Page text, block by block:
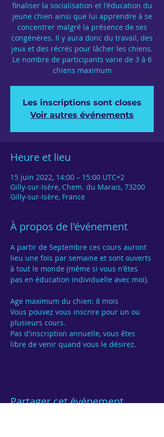
finaliser la socialisation et l'éducation du
jeune chien ainsi que lui apprendre à se
concentrer malgré la présence de ses
congénères. Il y aura donc du travail, des
jeux et des récrés pour lâcher les chiens.
Le nombre de participants varie de 3 à 6
chiens maximum
Les inscriptions sont closes
Voir autres événements
Heure et lieu
15 juin 2022, 14:00 – 15:00 UTC+2
Gilly-sur-Isère, Chem. du Marais, 73200
Gilly-sur-Isère, France
À propos de l'événement
A partir de Septembre ces cours auront
lieu une fois par semaine et sont ouverts
à tout le monde (même si vous n'êtes
pas en éducation individuelle avec moi).
Age maximum du chien: 8 mois
Vous pouvez vous inscrire pour un ou
Pas d'inscription annuelle, vous êtes
Partager cet événement